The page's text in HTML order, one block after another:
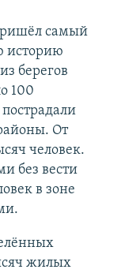
самый
историю
берегов
100
От
человек.
без вести
в зоне
жилых